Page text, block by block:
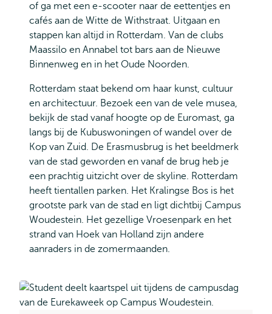
of ga met een e-scooter naar de eettentjes en
cafés aan de Witte de Withstraat. Uitgaan en
stappen kan altijd in Rotterdam. Van de clubs
Maassilo en Annabel tot bars aan de Nieuwe
Binnenweg en in het Oude Noorden.
Rotterdam staat bekend om haar kunst, cultuur
en architectuur. Bezoek een van de vele musea,
bekijk de stad vanaf hoogte op de Euromast, ga
langs bij de Kubuswoningen of wandel over de
Kop van Zuid. De Erasmusbrug is het beeldmerk
van de stad geworden en vanaf de brug heb je
een prachtig uitzicht over de skyline. Rotterdam
heeft tientallen parken. Het Kralingse Bos is het
grootste park van de stad en ligt dichtbij Campus
Woudestein. Het gezellige Vroesenpark en het
strand van Hoek van Holland zijn andere
aanraders in de zomermaanden.